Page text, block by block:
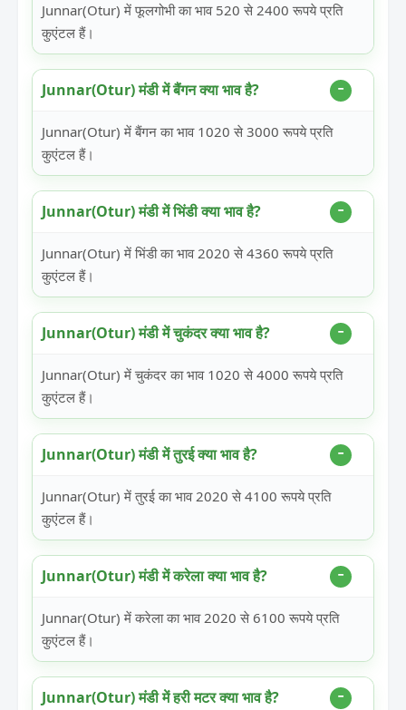
Junnar(Otur) में फूलगोभी का भाव 520 से 2400 रूपये प्रति
कुएंटल हैं।
Junnar(Otur) मंडी में बैंगन क्या भाव है?
Junnar(Otur) में बैंगन का भाव 1020 से 3000 रूपये प्रति
कुएंटल हैं।
Junnar(Otur) मंडी में भिंडी क्या भाव है?
Junnar(Otur) में भिंडी का भाव 2020 से 4360 रूपये प्रति
कुएंटल हैं।
Junnar(Otur) मंडी में चुकंदर क्या भाव है?
Junnar(Otur) में चुकंदर का भाव 1020 से 4000 रूपये प्रति
कुएंटल हैं।
Junnar(Otur) मंडी में तुरई क्या भाव है?
Junnar(Otur) में तुरई का भाव 2020 से 4100 रूपये प्रति
कुएंटल हैं।
Junnar(Otur) मंडी में करेला क्या भाव है?
Junnar(Otur) में करेला का भाव 2020 से 6100 रूपये प्रति
कुएंटल हैं।
Junnar(Otur) मंडी में हरी मटर क्या भाव है?